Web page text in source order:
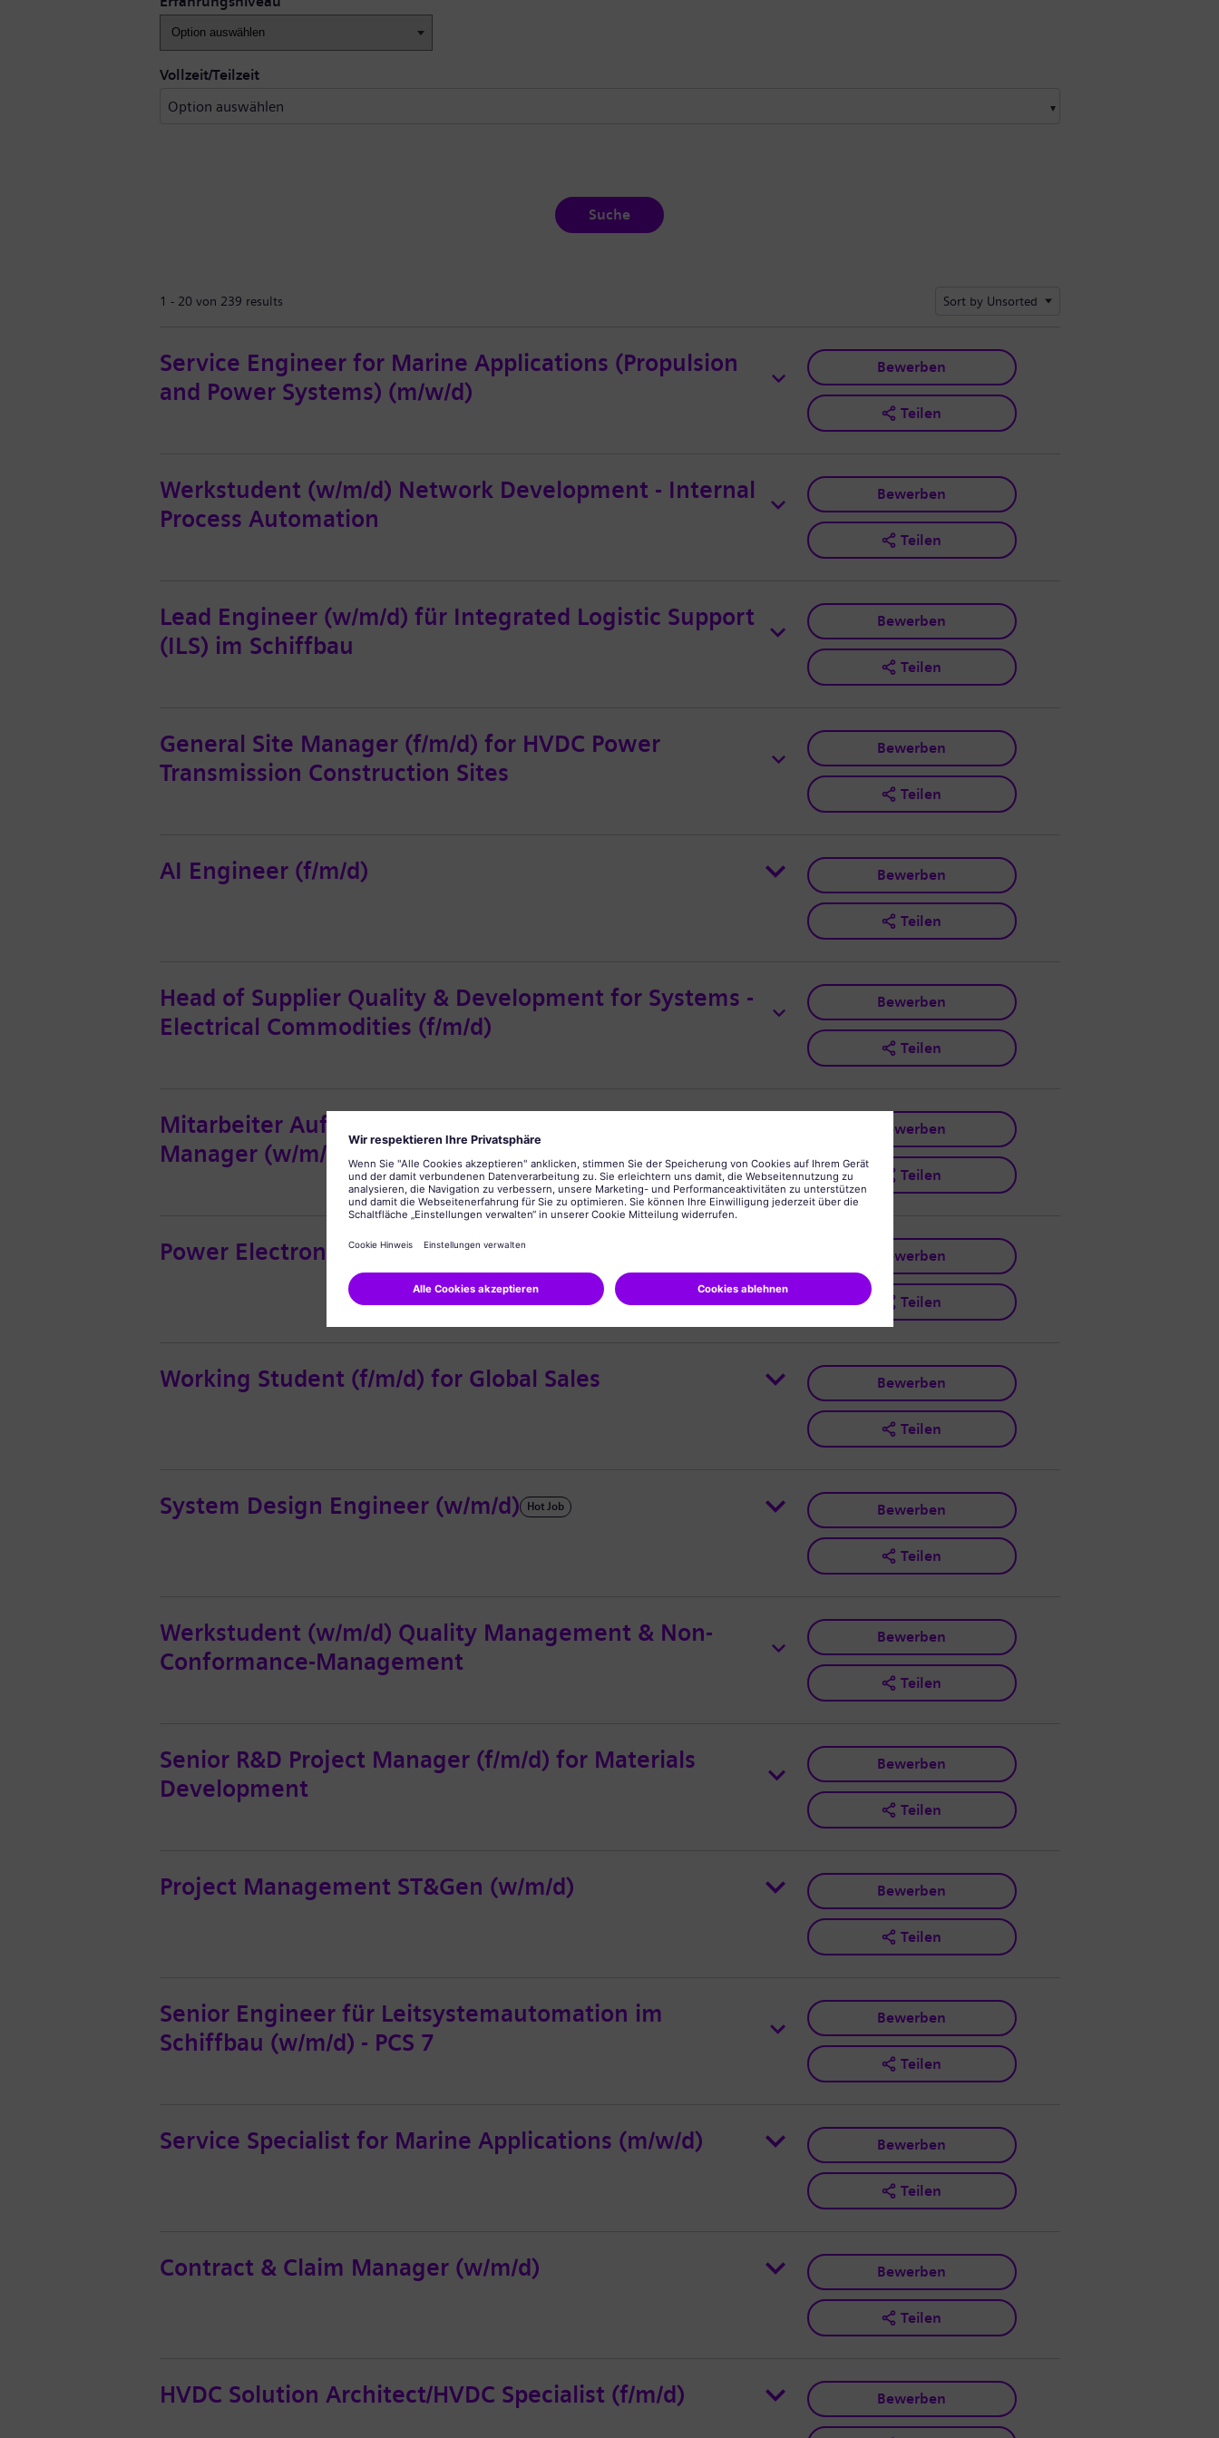
Vollzeit/Teilzeit
Suche
1 - 20 von 239 results Sort by Unsorted
Service Engineer for Marine Applications (Propulsion
and Power Systems) (m/w/d)
Bewerben
Teilen
Werkstudent (w/m/d) Network Development - Internal
Process Automation
Bewerben
Teilen
Lead Engineer (w/m/d) für Integrated Logistic Support
(ILS) im Schiffbau
Bewerben
Teilen
General Site Manager (f/m/d) for HVDC Power
Transmission Construction Sites
Bewerben
Teilen
AI Engineer (f/m/d) Bewerben
Teilen
Head of Supplier Quality & Development for Systems -
Electrical Commodities (f/m/d)
Bewerben
Teilen
Mitarbeiter Auftragsabwicklung / Project Order
Manager (w/m/d)
Bewerben
Teilen
Power Electronic System Integrator (w/m/d) Bewerben
Teilen
Working Student (f/m/d) for Global Sales Bewerben
Teilen
System Design Engineer (w/m/d) Hot Job Bewerben
Teilen
Werkstudent (w/m/d) Quality Management & Non-
Conformance-Management
Bewerben
Teilen
Senior R&D Project Manager (f/m/d) for Materials
Development
Bewerben
Teilen
Project Management ST&Gen (w/m/d) Bewerben
Teilen
Senior Engineer für Leitsystemautomation im
Schiffbau (w/m/d) - PCS 7
Bewerben
Teilen
Service Specialist for Marine Applications (m/w/d) Bewerben
Teilen
Contract & Claim Manager (w/m/d) Bewerben
Teilen
HVDC Solution Architect/HVDC Specialist (f/m/d) Bewerben